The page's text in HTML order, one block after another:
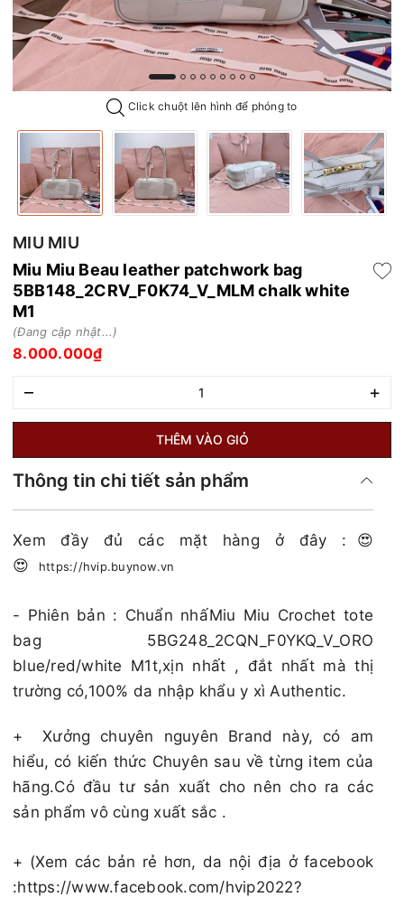
Click chuột lên hình để phóng to
MIU MIU
Miu Miu Beau leather patchwork bag
5BB148_2CRV_F0K74_V_MLM chalk white
M1
(Đang cập nhật...)
8.000.000₫
– +
THÊM VÀO GIỎ
Thông tin chi tiết sản phẩm
Xem đầy đủ các mặt hàng ở đây :😍
😍
https://hvip.buynow.vn
- Phiên bản : Chuẩn nhấMiu Miu Crochet tote
bag 5BG248_2CQN_F0YKQ_V_ORO
blue/red/white M1t,xịn nhất , đắt nhất mà thị
trường có,100% da nhập khẩu y xì Authentic.
+Xưởng chuyên nguyên Brand này, có am
hiểu, có kiến thức Chuyên sau về từng item của
hãng.Có đầu tư sản xuất cho nên cho ra các
sản phẩm vô cùng xuất sắc .
+ (Xem các bản rẻ hơn, da nội địa ở facebook
:https://www.facebook.com/hvip2022?